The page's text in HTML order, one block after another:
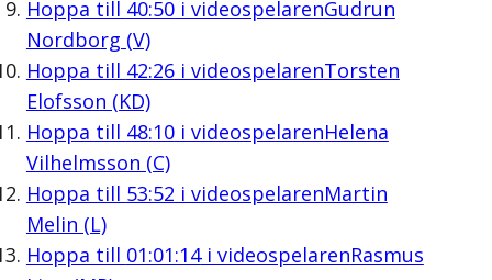
Hoppa till 40:50i videospelarenGudrun
Nordborg (V)
Hoppa till 42:26i videospelarenTorsten
Elofsson (KD)
Hoppa till 48:10i videospelarenHelena
Vilhelmsson (C)
Hoppa till 53:52 i videospelarenMartin
Melin (L)
Hoppa till 01:01:14i videospelarenRasmus